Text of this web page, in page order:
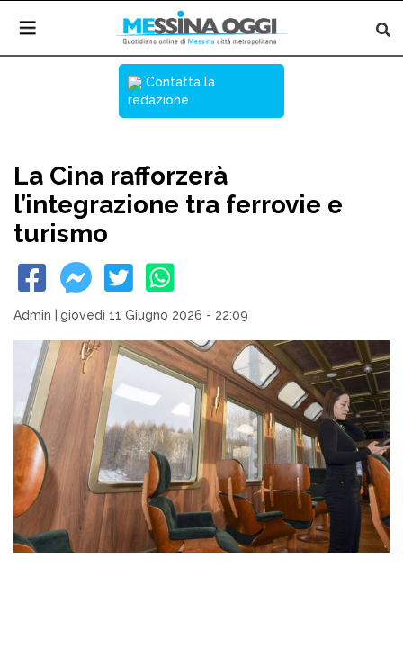
Contatta la
redazione
La Cina rafforzerà
l’integrazione tra ferrovie e
turismo
Admin giovedì 11 Giugno 2026 - 22:09